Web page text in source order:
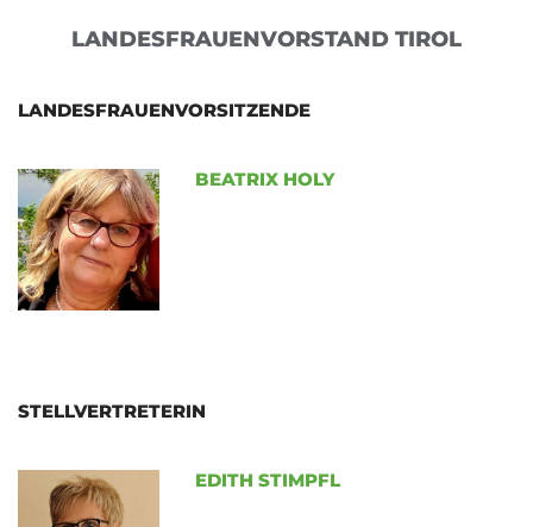
LANDESFRAUENVORSTAND TIROL
LANDESFRAUENVORSITZENDE
BEATRIX HOLY
STELLVERTRETERIN
EDITH STIMPFL